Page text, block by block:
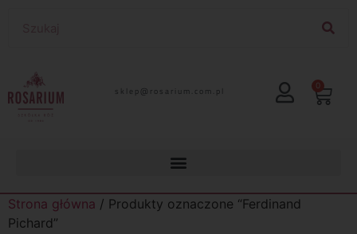
lp.moc.muirasor@pelks 0
Strona główna / Produkty oznaczone “Ferdinand
Pichard”